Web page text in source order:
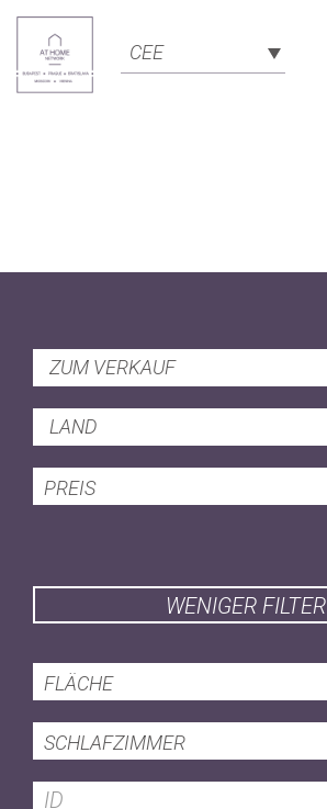
CEE
ZUM VERKAUF
LAND
PREIS
WENIGER FILTER
FLÄCHE
SCHLAFZIMMER